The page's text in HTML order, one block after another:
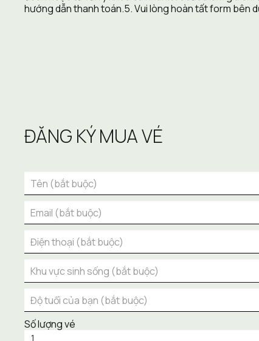
hướng dẫn thanh toán.5. Vui lòng hoàn tất form bên
ĐĂNG KÝ MUA VÉ
Số lượng vé